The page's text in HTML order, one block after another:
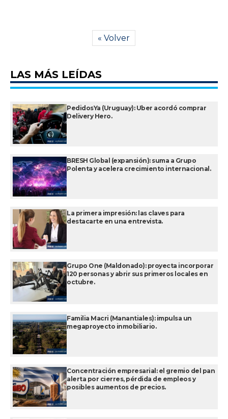
« Volver
LAS MÁS LEÍDAS
PedidosYa (Uruguay): Uber acordó comprar
Delivery Hero.
BRESH Global (expansión): suma a Grupo
Polenta y acelera crecimiento internacional.
La primera impresión: las claves para
destacarte en una entrevista.
Grupo One (Maldonado): proyecta incorporar
120 personas y abrir sus primeros locales en
octubre.
Familia Macri (Manantiales): impulsa un
megaproyecto inmobiliario.
Concentración empresarial: el gremio del pan
alerta por cierres, pérdida de empleos y
posibles aumentos de precios.